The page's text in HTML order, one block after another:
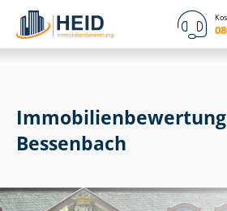
Immobilien­bewertung
Bessenbach